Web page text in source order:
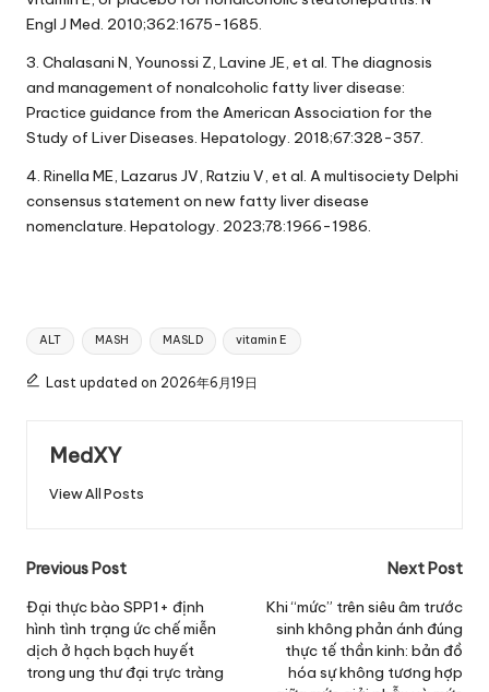
Engl J Med. 2010;362:1675-1685.
3. Chalasani N, Younossi Z, Lavine JE, et al. The diagnosis
and management of nonalcoholic fatty liver disease:
Practice guidance from the American Association for the
Study of Liver Diseases. Hepatology. 2018;67:328-357.
4. Rinella ME, Lazarus JV, Ratziu V, et al. A multisociety Delphi
consensus statement on new fatty liver disease
nomenclature. Hepatology. 2023;78:1966-1986.
Tags:
ALT MASH MASLD vitamin E
Last updated on 2026年6月19日
MedXY
View All Posts
Post
navigation
Previous Post
Đại thực bào SPP1+ định
hình tình trạng ức chế miễn
dịch ở hạch bạch huyết
trong ung thư đại trực tràng
Next Post
Khi “mức” trên siêu âm trước
sinh không phản ánh đúng
thực tế thần kinh: bản đồ
hóa sự không tương hợp